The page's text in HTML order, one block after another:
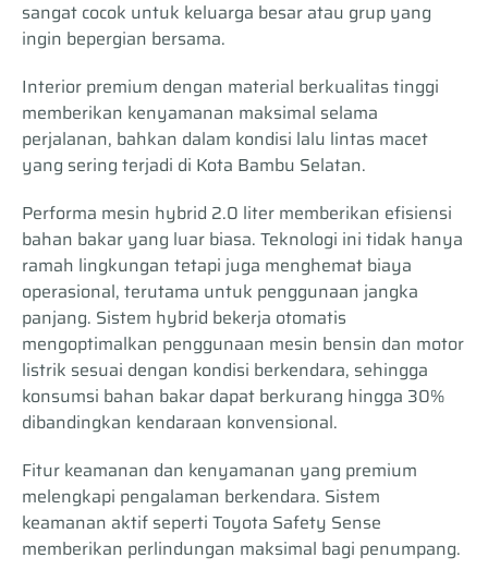
sangat cocok untuk keluarga besar atau grup yang
ingin bepergian bersama.
Interior premium dengan material berkualitas tinggi
memberikan kenyamanan maksimal selama
perjalanan, bahkan dalam kondisi lalu lintas macet
yang sering terjadi di Kota Bambu Selatan.
Performa mesin hybrid 2.0 liter memberikan efisiensi
bahan bakar yang luar biasa. Teknologi ini tidak hanya
ramah lingkungan tetapi juga menghemat biaya
operasional, terutama untuk penggunaan jangka
panjang. Sistem hybrid bekerja otomatis
mengoptimalkan penggunaan mesin bensin dan motor
listrik sesuai dengan kondisi berkendara, sehingga
konsumsi bahan bakar dapat berkurang hingga 30%
dibandingkan kendaraan konvensional.
Fitur keamanan dan kenyamanan yang premium
melengkapi pengalaman berkendara. Sistem
keamanan aktif seperti Toyota Safety Sense
memberikan perlindungan maksimal bagi penumpang.